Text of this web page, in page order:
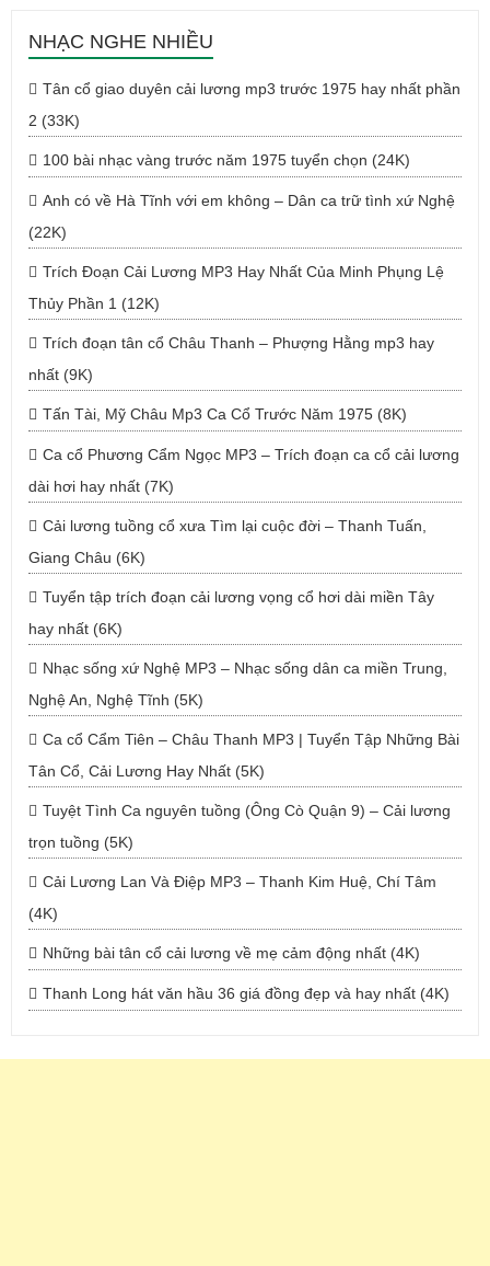
NHẠC NGHE NHIỀU
Tân cổ giao duyên cải lương mp3 trước 1975 hay nhất phần
2 (33K)
100 bài nhạc vàng trước năm 1975 tuyển chọn (24K)
Anh có về Hà Tĩnh với em không – Dân ca trữ tình xứ Nghệ
(22K)
Trích Đoạn Cải Lương MP3 Hay Nhất Của Minh Phụng Lệ
Thủy Phần 1 (12K)
Trích đoạn tân cổ Châu Thanh – Phượng Hằng mp3 hay
nhất (9K)
Tấn Tài, Mỹ Châu Mp3 Ca Cổ Trước Năm 1975 (8K)
Ca cổ Phương Cẩm Ngọc MP3 – Trích đoạn ca cổ cải lương
dài hơi hay nhất (7K)
Cải lương tuồng cổ xưa Tìm lại cuộc đời – Thanh Tuấn,
Giang Châu (6K)
Tuyển tập trích đoạn cải lương vọng cổ hơi dài miền Tây
hay nhất (6K)
Nhạc sống xứ Nghệ MP3 – Nhạc sống dân ca miền Trung,
Nghệ An, Nghệ Tĩnh (5K)
Ca cổ Cẩm Tiên – Châu Thanh MP3 | Tuyển Tập Những Bài
Tân Cổ, Cải Lương Hay Nhất (5K)
Tuyệt Tình Ca nguyên tuồng (Ông Cò Quận 9) – Cải lương
trọn tuồng (5K)
Cải Lương Lan Và Điệp MP3 – Thanh Kim Huệ, Chí Tâm
(4K)
Những bài tân cổ cải lương về mẹ cảm động nhất (4K)
Thanh Long hát văn hầu 36 giá đồng đẹp và hay nhất (4K)